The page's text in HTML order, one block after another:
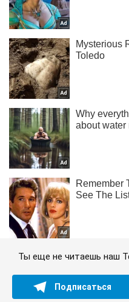
Ты еще не читаешь наш
Подписаться